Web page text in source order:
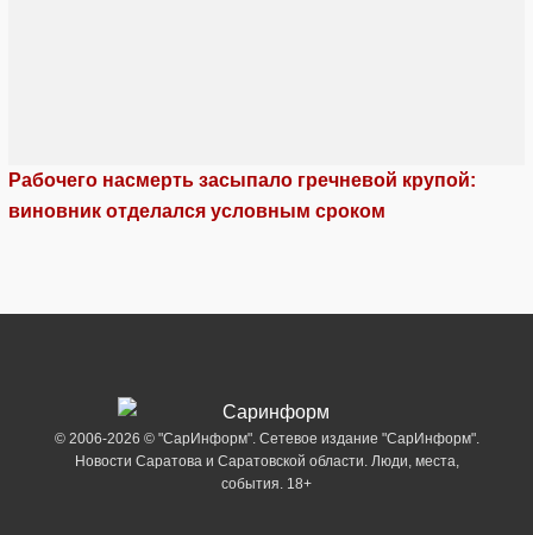
Рабочего насмерть засыпало гречневой крупой:
виновник отделался условным сроком
© 2006-2026 © "СарИнформ". Сетевое издание "СарИнформ".
Новости Саратова и Саратовской области. Люди, места,
события. 18+